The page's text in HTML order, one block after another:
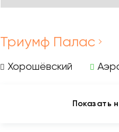
Триумф Палас
Хорошёвский
Показать